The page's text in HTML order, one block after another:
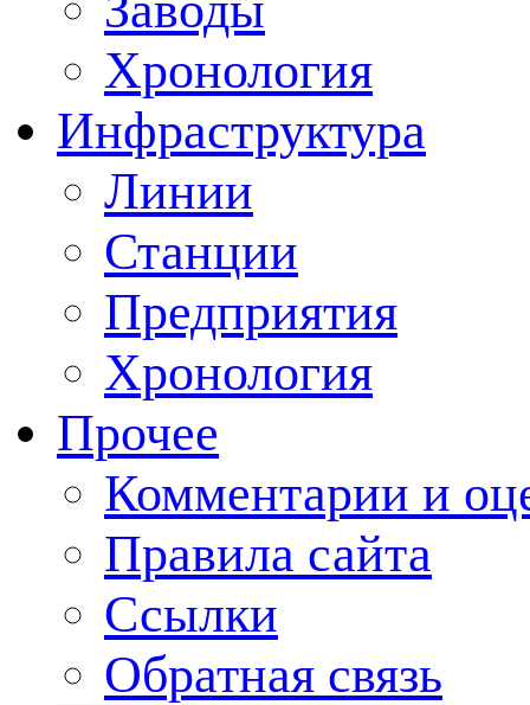
Хронология
Инфраструктура
Линии
Станции
Предприятия
Хронология
Прочее
Комментарии и
Правила сайта
Ссылки
Обратная связь